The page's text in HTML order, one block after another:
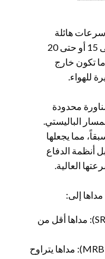
سرعات هائلة
تتجاوز سرعة الصوت بكثير، قد تصل إلى 15 أو حتى 20
(ماخ 15-20) عندما تكون خارج
للهواء.
محدودة
الباليستي.
مما يجعلها
أنظمة الدفاع
العالية.
إلى:
• صواريخ باليستية قصيرة المدى (SRBM): مداها أقل من
• صواريخ باليستية متوسطة المدى (MRBM): مداها يتراوح